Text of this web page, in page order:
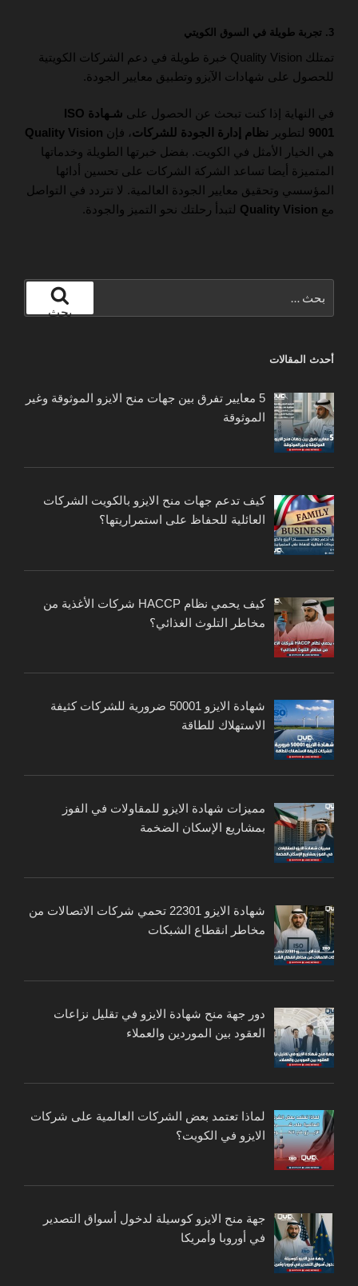
3. تجربة طويلة في السوق الكويتي
تمتلك Quality Vision خبرة طويلة في دعم الشركات الكويتية
للحصول على شهادات الآيزو وتطبيق معايير الجودة.
في النهاية إذا كنت تبحث عن الحصول على
شـهادة ISO
9001 لتطوير نظام إدارة الجودة للشركات، فإن Quality Vision
هي الخيار الأمثل في الكويت. بفضل خبرتها الطويلة وخدماتها
المتميزة أيضا تساعد الشركة الشركات على تحسين أدائها
المؤسسي وتحقيق معايير الجودة العالمية. لا تتردد في التواصل
مع Quality Vision لتبدأ رحلتك نحو التميز والجودة.
عن:
بحث
أحدث المقالات
5 معايير تفرق بين جهات منح الايزو الموثوقة وغير
الموثوقة
كيف تدعم جهات منح الايزو بالكويت الشركات
العائلية للحفاظ على استمراريتها؟
كيف يحمي نظام HACCP شركات الأغذية من
مخاطر التلوث الغذائي؟
شهادة الايزو 50001 ضرورية للشركات كثيفة
الاستهلاك للطاقة
مميزات شهادة الايزو للمقاولات في الفوز
بمشاريع الإسكان الضخمة
شهادة الايزو 22301 تحمي شركات الاتصالات من
مخاطر انقطاع الشبكات
دور جهة منح شهادة الايزو في تقليل نزاعات
العقود بين الموردين والعملاء
لماذا تعتمد بعض الشركات العالمية على شركات
الايزو في الكويت؟
جهة منح الايزو كوسيلة لدخول أسواق التصدير
في أوروبا وأمريكا